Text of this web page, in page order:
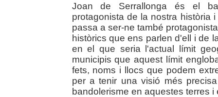
Joan de Serrallonga és el
protagonista de la nostra història
passa a ser-ne també
històrics que ens parlen d'ell i de
en el que seria l'actual límit
municipis que aquest límit
fets, noms i llocs que podem
per a tenir una visió més
bandolerisme en aquestes terres i